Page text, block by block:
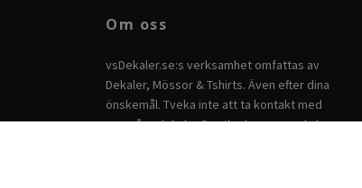
Om oss
vsDekaler.se:s verksamhet omfattas av
Dekaler, Mössor & Tshirts. Även efter dina
önskemål. Tveka inte att ta kontakt med
oss påvsdekaler@outlook.comom du har